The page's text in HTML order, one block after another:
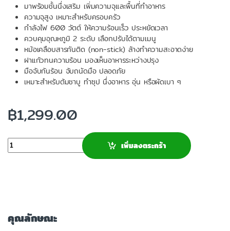
มาพร้อมชั้นนึ่งเสริม เพิ่มความจุและพื้นที่ทำอาหาร
ความจุสูง เหมาะสำหรับครอบครัว
กำลังไฟ 600 วัตต์ ให้ความร้อนเร็ว ประหยัดเวลา
ควบคุมอุณหภูมิ 2 ระดับ เลือกปรับได้ตามเมนู
หม้อเคลือบสารกันติด (non-stick) ล้างทำความสะอาดง่าย
ฝาแก้วทนความร้อน มองเห็นอาหารระหว่างปรุง
มือจับกันร้อน จับถนัดมือ ปลอดภัย
เหมาะสำหรับต้มชาบู ทำซุป นึ่งอาหาร อุ่น หรือผัดเบา ๆ
฿1,299.00
จำนวน เพิ่มลงตระกร้า
คุณลักษณะ